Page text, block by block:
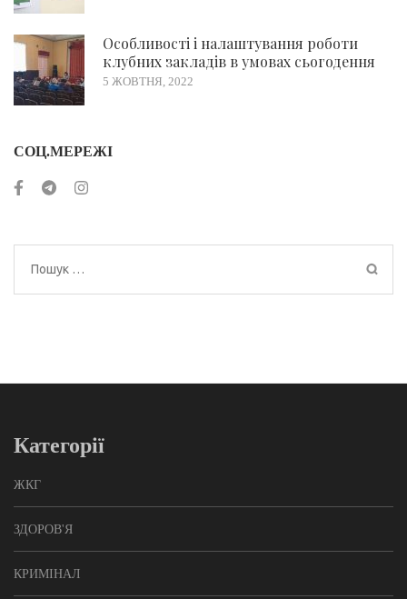
Особливості і налаштування роботи
клубних закладів в умовах сьогодення
5 ЖОВТНЯ, 2022
СОЦ.МЕРЕЖІ
Пошук:
Категорії
ЖКГ
ЗДОРОВ'Я
КРИМІНАЛ